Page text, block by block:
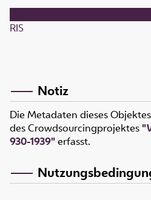
RIS
Notiz
Die Metadaten dieses
des Crowdsourcingprojektes
930-1939"erfasst.